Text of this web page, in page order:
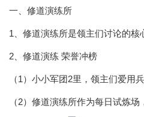
一、修道演练所
1、修道演练所是领主们讨论的
2、修道演练 荣誉冲榜
（1）小小军团2里，领主们爱用
（2）修道演练所作为每日试炼